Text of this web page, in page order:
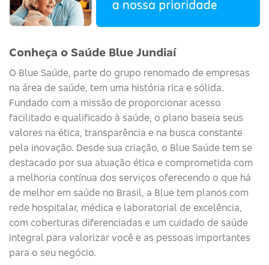
Conheça o Saúde Blue Jundiaí
O Blue Saúde, parte do grupo renomado de empresas
na área de saúde, tem uma história rica e sólida.
Fundado com a missão de proporcionar acesso
facilitado e qualificado à saúde, o plano baseia seus
valores na ética, transparência e na busca constante
pela inovação. Desde sua criação, o Blue Saúde tem se
destacado por sua atuação ética e comprometida com
a melhoria contínua dos serviços oferecendo o que há
de melhor em saúde no Brasil, a Blue tem planos com
rede hospitalar, médica e laboratorial de excelência,
com coberturas diferenciadas e um cuidado de saúde
integral para valorizar você e as pessoas importantes
para o seu negócio.